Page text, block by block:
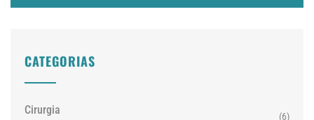
CATEGORIAS
Cirurgia (6)